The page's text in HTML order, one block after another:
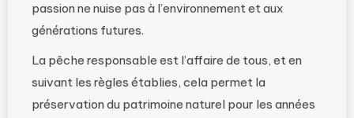
passion ne nuise pas à l’environnement et aux
générations futures.
La pêche responsable est l’affaire de tous, et en
suivant les règles établies, cela permet la
préservation du patrimoine naturel pour les années